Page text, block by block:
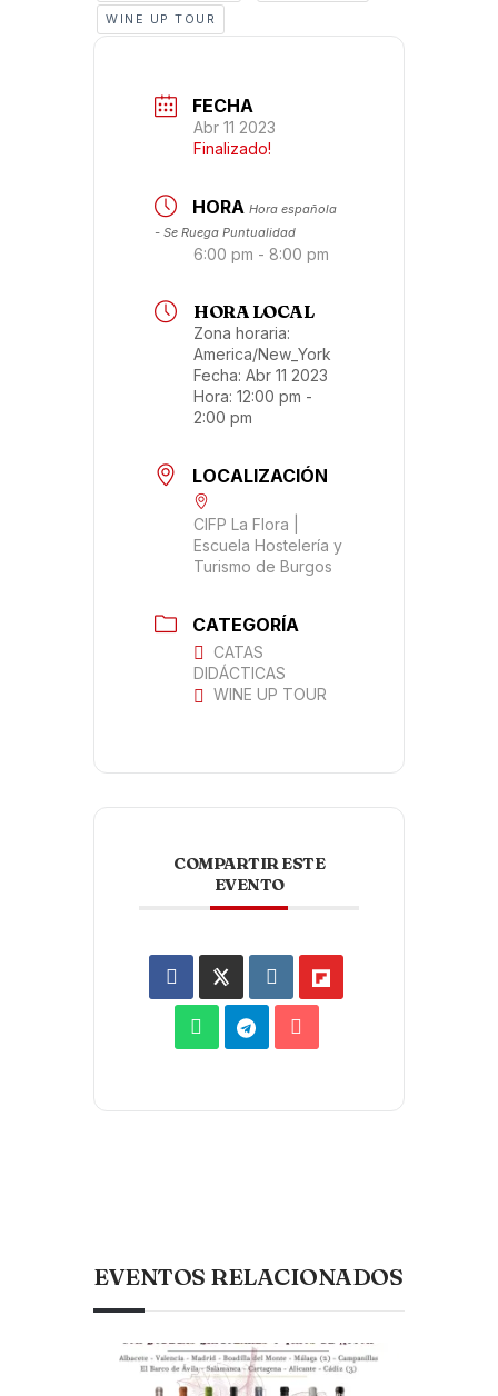
WINE UP TOUR
FECHA
Abr 11 2023
Finalizado!
HORA Hora española
- Se Ruega Puntualidad
6:00 pm - 8:00 pm
HORA LOCAL
Zona horaria:
America/New_York
Fecha: Abr 11 2023
Hora: 12:00 pm -
2:00 pm
LOCALIZACIÓN
CIFP La Flora |
Escuela Hostelería y
Turismo de Burgos
CATEGORÍA
CATAS
DIDÁCTICAS
WINE UP TOUR
COMPARTIR ESTE
EVENTO
EVENTOS RELACIONADOS